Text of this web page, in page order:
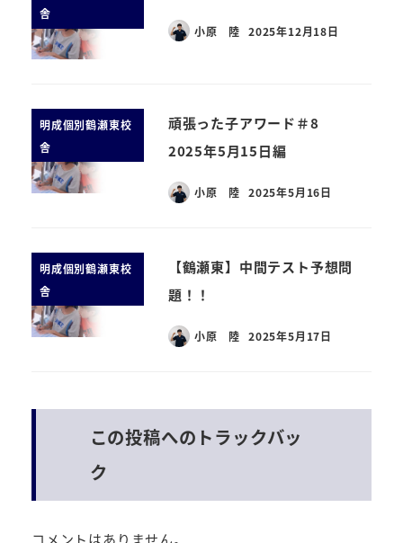
舎
小原 陸 2025年12月18日
明成個別鶴瀬東校
舎
頑張った子アワード＃8
2025年5月15日編
小原 陸 2025年5月16日
明成個別鶴瀬東校
舎
【鶴瀬東】中間テスト予想問
題！！
小原 陸 2025年5月17日
この投稿へのトラックバッ
ク
コメントはありません。